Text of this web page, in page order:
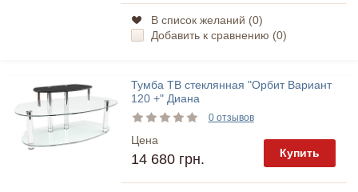
В список желаний (0)
Добавить к сравнению (0)
Тумба ТВ стеклянная "Орбит Вариант
120 +" Диана
0 отзывов
Цена
14 680 грн. Купить